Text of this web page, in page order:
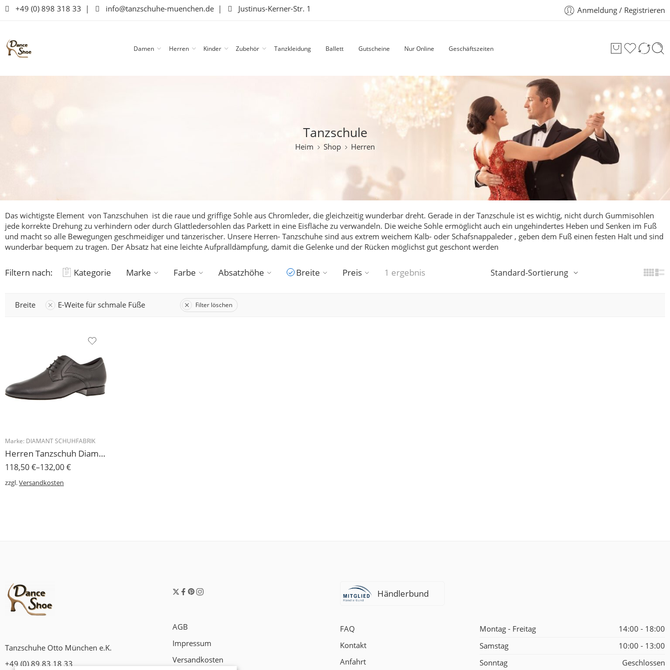
+49 (0) 898 318 33 | info@tanzschuhe-muenchen.de | Justinus-Kerner-Str. 1 Anmeldung / Registrieren
Damen Herren Kinder Zubehör Tanzkleidung Ballett Gutscheine Nur Online Geschäftszeiten
Tanzschule
Heim Shop Herren
Das wichtigste Element von Tanzschuhen ist die raue und griffige Sohle aus Chromleder, die gleichzeitig wunderbar dreht. Gerade in der Tanzschule ist es wichtig, nicht durch Gummisohlen
jede korrekte Drehung zu verhindern oder durch Glattledersohlen das Parkett in eine Eisfläche zu verwandeln. Die weiche Sohle ermöglicht auch ein ungehindertes Heben und Senken im Fuß
und macht so alle Bewegungen geschmeidiger und tänzerischer. Unsere Herren- Tanzschuhe sind aus extrem weichem Kalb- oder Schafsnappaleder , geben dem Fuß einen festen Halt und sind
wunderbar bequem zu tragen. Der Absatz hat eine leichte Aufpralldämpfung, damit die Gelenke und der Rücken möglichst gut geschont werden
Filtern nach: Kategorie Marke Farbe Absatzhöhe Breite Preis 1 ergebnis Standard-Sortierung
Breite E-Weite für schmale Füße Filter löschen
Marke: DIAMANT SCHUHFABRIK
Herren Tanzschuh Diamant Modell 85 in K-Weite für lose Einlagen geeignet
118,50€–132,00€
zzgl.Versandkosten
Tanzschuhe Otto München e.K.
+49 (0) 89 83 18 33
AGB
Impressum
Versandkosten
Händlerbund
FAQ
Kontakt
Anfahrt
Montag - Freitag
14:00 - 18:00
Samstag
10:00 - 13:00
Sonntag
Geschlossen